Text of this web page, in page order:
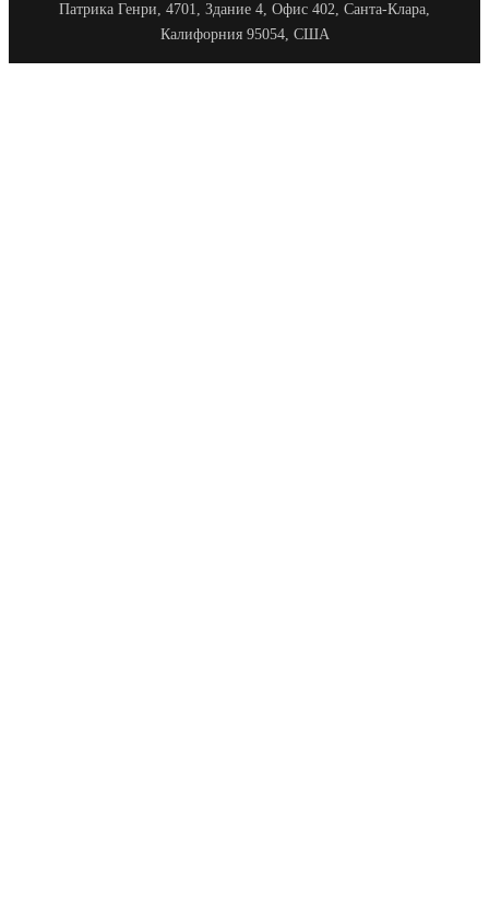
Патрика Генри, 4701, Здание 4, Офис 402, Санта-Клара,
Калифорния 95054, США